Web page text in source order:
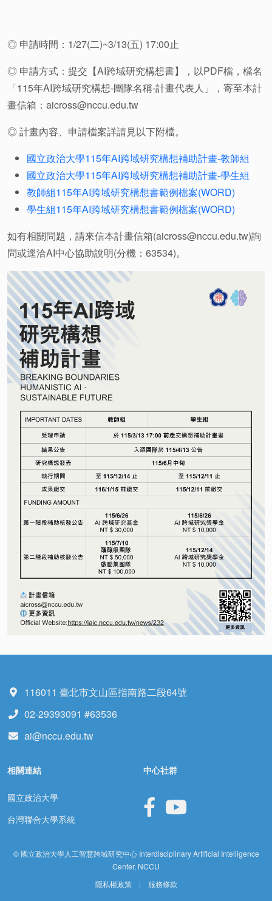
◎ 申請時間：1/27(二)~3/13(五) 17:00止
◎ 申請方式：提交【AI跨域研究構想書】，以PDF檔，檔名
「115年AI跨域研究構想-團隊名稱-計畫代表人」，寄至本計
畫信箱：aicross@nccu.edu.tw
◎ 計畫內容、申請檔案詳請見以下附檔。
國立政治大學115年AI跨域研究構想補助計畫-教師組
國立政治大學115年AI跨域研究構想補助計畫-學生組
教師組115年AI跨域研究構想書範例檔案(WORD)
學生組115年AI跨域研究構想書範例檔案(WORD)
如有相關問題，請來信本計畫信箱(aicross@nccu.edu.tw)詢
問或逕洽AI中心協助說明(分機：63534)。
116011 臺北市文山區指南路二段64號
02-29393091 #63536
ai@nccu.edu.tw
相關連結
國立政治大學
台灣聯合大學系統
中心社群
© 國立政治大學人工智慧跨域研究中心 Interdisciplinary Artificial Intelligence
Center, NCCU
隱私權政策| 服務條款